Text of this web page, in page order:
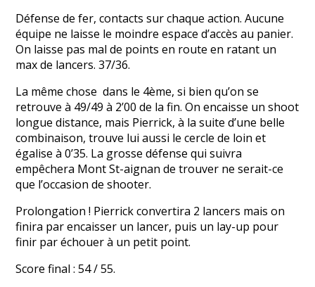
Défense de fer, contacts sur chaque action. Aucune
équipe ne laisse le moindre espace d’accès au panier.
On laisse pas mal de points en route en ratant un
max de lancers. 37/36.
La même chose dans le 4ème, si bien qu’on se
retrouve à 49/49 à 2’00 de la fin. On encaisse un shoot
longue distance, mais Pierrick, à la suite d’une belle
combinaison, trouve lui aussi le cercle de loin et
égalise à 0’35. La grosse défense qui suivra
empêchera Mont St-aignan de trouver ne serait-ce
que l’occasion de shooter.
Prolongation ! Pierrick convertira 2 lancers mais on
finira par encaisser un lancer, puis un lay-up pour
finir par échouer à un petit point.
Score final : 54 / 55.